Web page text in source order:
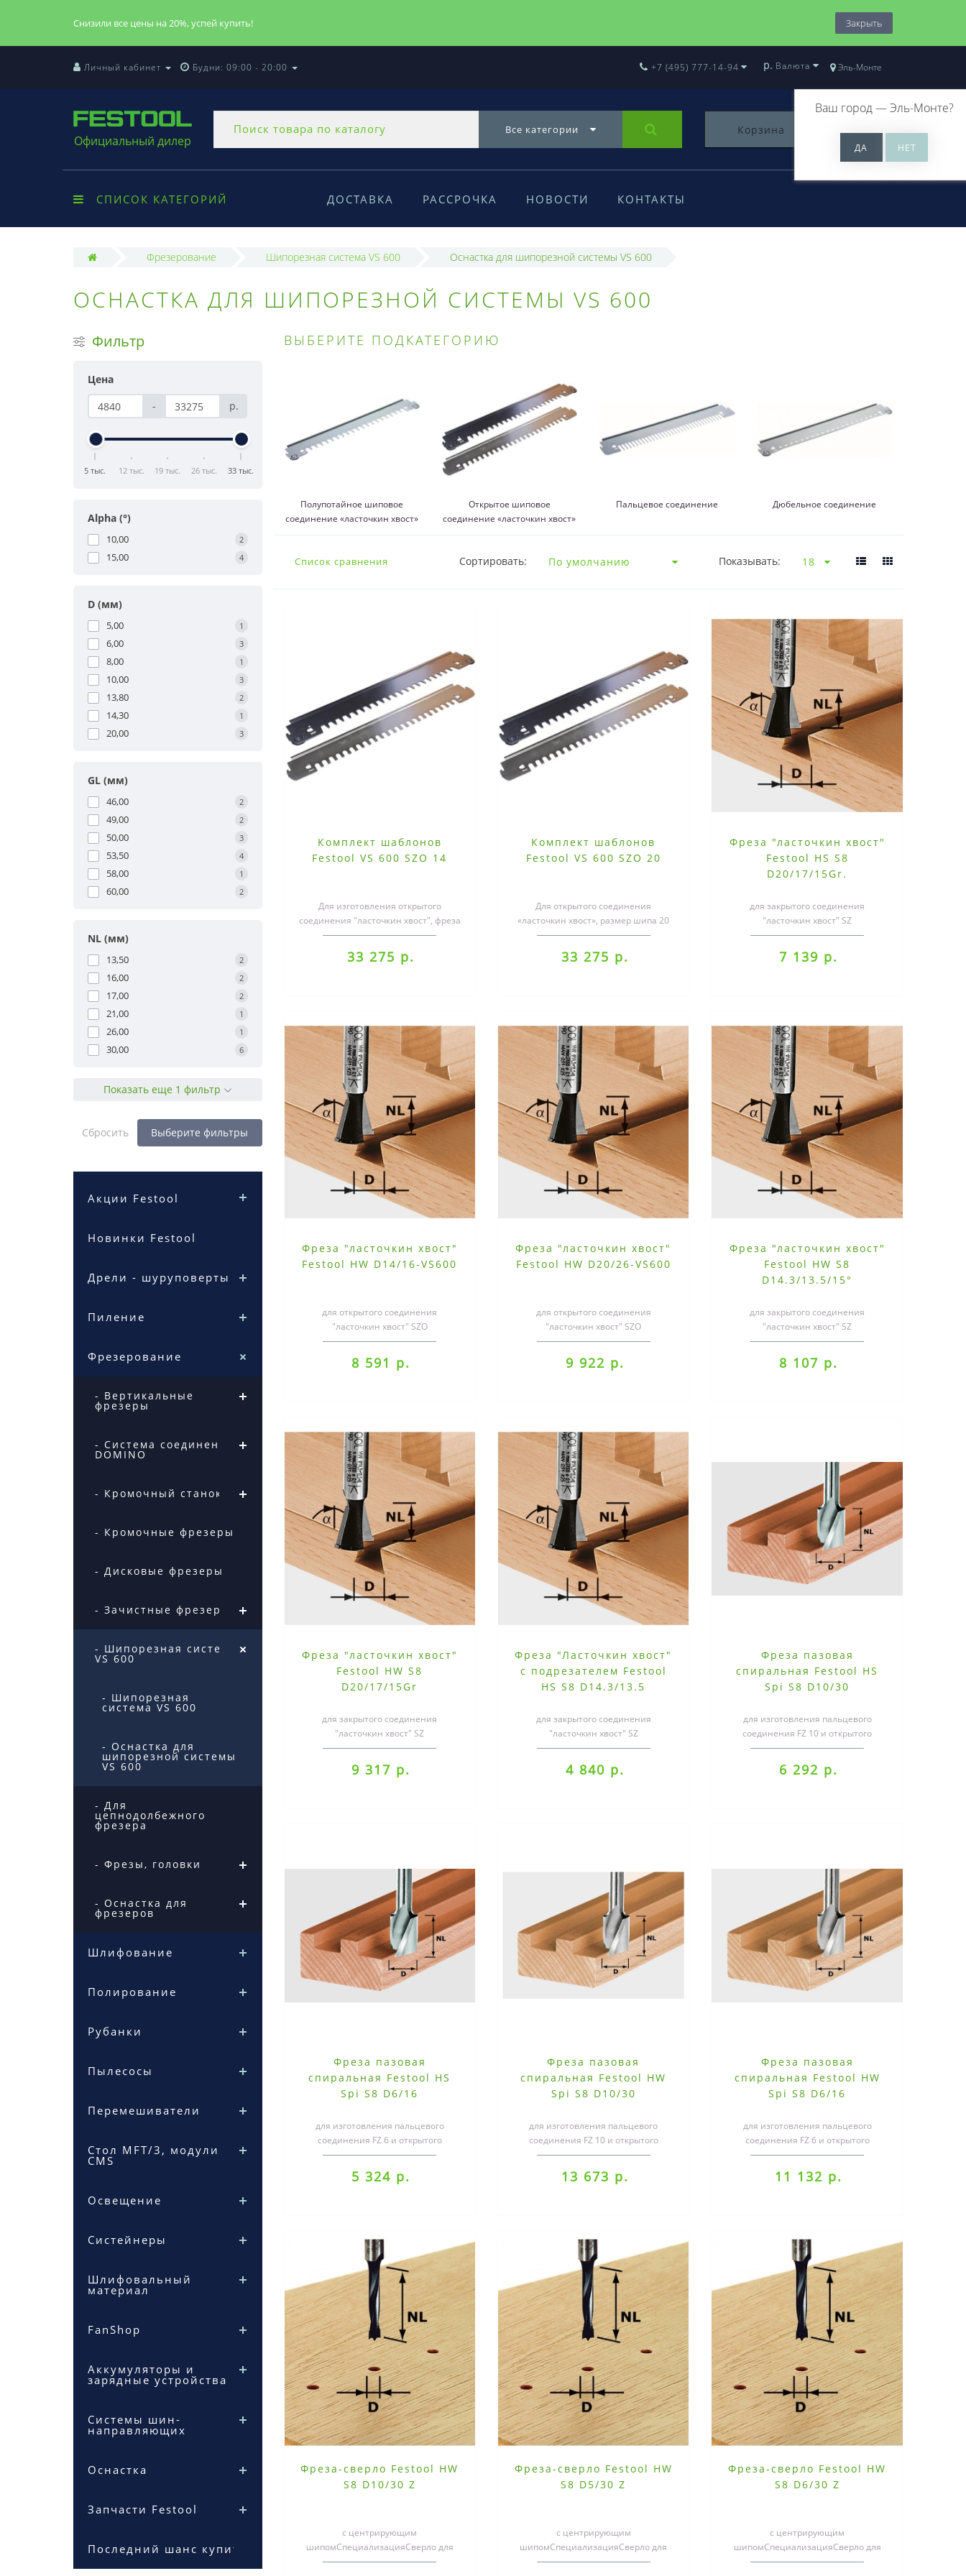
Снизили все цены на 20%, успей купить! Закрыть
Личный кабинет Будни: 09:00 - 20:00 Эль-Монте
Ваш город —Эль-Монте?
+7 (495) 777-14-94 р. Валюта
Официальный дилер
Все категории Корзина 0
СПИСОК КАТЕГОРИЙ ДОСТАВКА РАССРОЧКА НОВОСТИ КОНТАКТЫ
Фрезерование Шипорезная система VS 600 Оснастка для шипорезной системы VS 600
ОСНАСТКА ДЛЯ ШИПОРЕЗНОЙ СИСТЕМЫ VS 600
Фильтр
Цена
-
р.
5 тыс. 12 тыс. 19 тыс. 26 тыс. 33 тыс.
Alpha (°)
10,00 2
15,00 4
D (мм)
5,00 1
6,00 3
8,00 1
10,00 3
13,80 2
14,30 1
20,00 3
GL (мм)
46,00 2
49,00 2
50,00 3
53,50 4
58,00 1
60,00 2
NL (мм)
13,50 2
16,00 2
17,00 2
21,00 1
26,00 1
30,00 6
Показать еще 1 фильтр
Сбросить Выберите фильтры
Акции Festool
Новинки Festool
Дрели - шуруповерты
Пиление
Фрезерование
- Вертикальные
фрезеры
- Система соединений
DOMINO
- Кромочный станок
- Кромочные фрезеры
- Дисковые фрезеры
- Зачистные фрезеры
- Шипорезная система
VS 600
- Шипорезная
система VS 600
- Оснастка для
шипорезной системы
VS 600
- Для
цепнодолбежного
фрезера
- Фрезы, головки
- Оснастка для
фрезеров
Шлифование
Полирование
Рубанки
Пылесосы
Перемешиватели
Стол MFT/3, модули
CMS
Освещение
Систейнеры
Шлифовальный
материал
FanShop
Аккумуляторы и
зарядные устройства
Системы шин-
направляющих
Оснастка
Запчасти Festool
Последний шанс купить
ВЫБЕРИТЕ ПОДКАТЕГОРИЮ
Полупотайное шиповое
соединение «ласточкин хвост»
Открытое шиповое
соединение «ласточкин хвост»
Пальцевое соединение Дюбельное соединение
Список сравнения Сортировать: Показывать:
Комплект шаблонов
Festool VS 600 SZO 14
Для изготовления открытого
соединения "ласточкин хвост", фреза
"ласточкин хвост" 14 мм..
33 275 р.
Комплект шаблонов
Festool VS 600 SZO 20
Для открытого соединения
«ласточкин хвост», размер шипа 20
мм..
33 275 р.
Фреза "ласточкин хвост"
Festool HS S8
D20/17/15Gr.
для закрытого соединения
"ласточкин хвост" SZ
20СпециализацияС комбинацией из
фрезера, шаблона и фре..
7 139 р.
Фреза "ласточкин хвост"
Festool HW D14/16-VS600
для открытого соединения
"ласточкин хвост" SZO
14СпециализацияС комбинацией из
фрезера, шаблона и фр..
8 591 р.
Фреза "ласточкин хвост"
Festool HW D20/26-VS600
для открытого соединения
"ласточкин хвост" SZO
20СпециализацияС комбинацией из
фрезера, шаблона и фр..
9 922 р.
Фреза "ласточкин хвост"
Festool HW S8
D14.3/13.5/15°
для закрытого соединения
"ласточкин хвост" SZ
14СпециализацияС комбинацией из
фрезера, шаблона и фре..
8 107 р.
Фреза "ласточкин хвост"
Festool HW S8
D20/17/15Gr
для закрытого соединения
"ласточкин хвост" SZ
20СпециализацияС комбинацией из
фрезера, шаблона и фре..
9 317 р.
Фреза "Ласточкин хвост"
с подрезателем Festool
HS S8 D14.3/13.5
для закрытого соединения
"ласточкин хвост" SZ
14СпециализацияС комбинацией из
фрезера, шаблона и фре..
4 840 р.
Фреза пазовая
спиральная Festool HS
Spi S8 D10/30
для изготовления пальцевого
соединения FZ 10 и открытого
соединения "ласточкин хвост" SZO
20Специали..
6 292 р.
Фреза пазовая
спиральная Festool HS
Spi S8 D6/16
для изготовления пальцевого
соединения FZ 6 и открытого
соединения "ласточкин хвост" SZO
14Специализ..
5 324 р.
Фреза пазовая
спиральная Festool HW
Spi S8 D10/30
для изготовления пальцевого
соединения FZ 10 и открытого
соединения "ласточкин хвост" SZO
20Специали..
13 673 р.
Фреза пазовая
спиральная Festool HW
Spi S8 D6/16
для изготовления пальцевого
соединения FZ 6 и открытого
соединения "ласточкин хвост" SZO
14Специализ..
11 132 р.
Фреза-сверло Festool HW
S8 D10/30 Z
с центрирующим
шипомСпециализацияСверло для
гнёзд под шипы и для рядов
Фреза-сверло Festool HW
S8 D5/30 Z
с центрирующим
шипомСпециализацияСверло для
гнёзд под шипы и для рядов
Фреза-сверло Festool HW
S8 D6/30 Z
с центрирующим
шипомСпециализацияСверло для
гнёзд под шипы и для рядов